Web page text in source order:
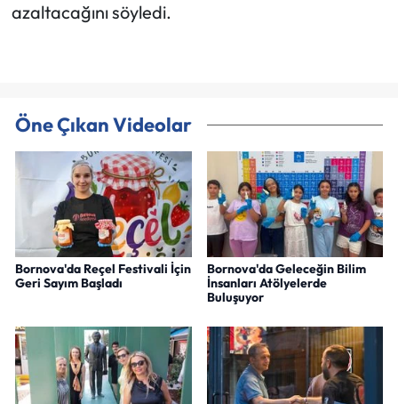
azaltacağını söyledi.
Öne Çıkan Videolar
Bornova'da Reçel Festivali İçin
Geri Sayım Başladı
Bornova'da Geleceğin Bilim
İnsanları Atölyelerde
Buluşuyor